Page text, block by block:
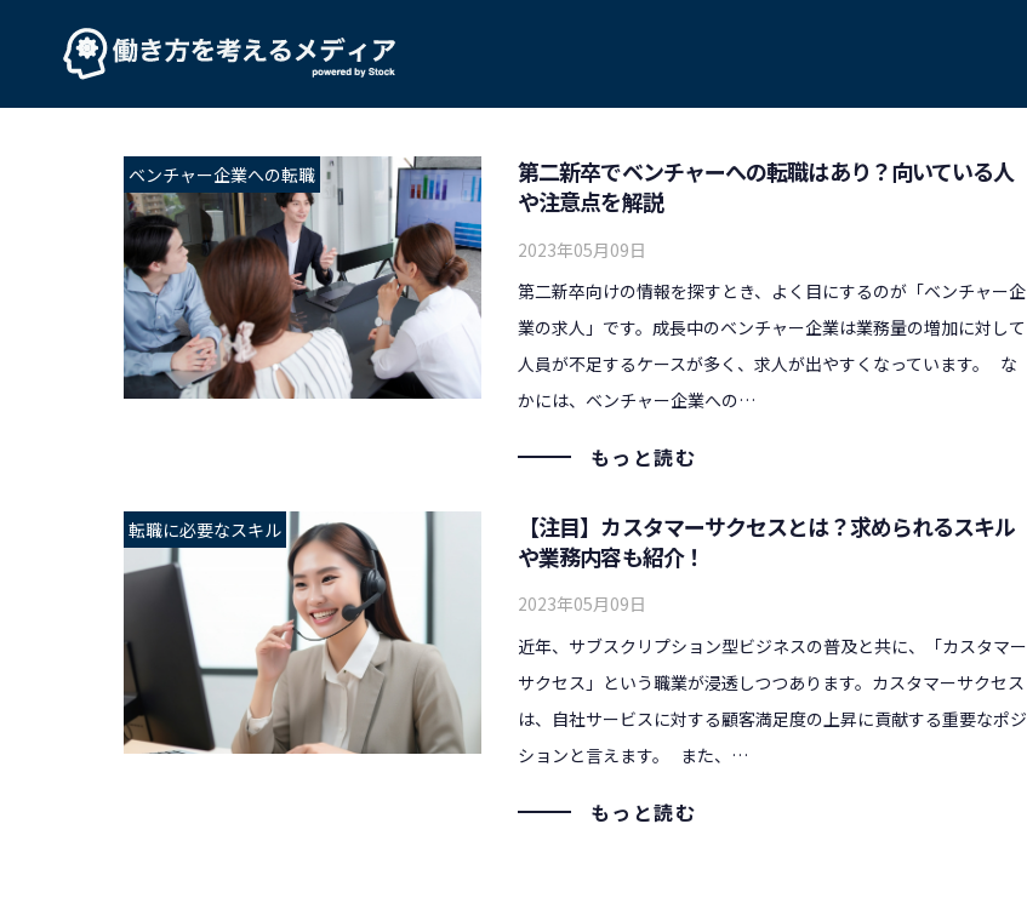
ベンチャー企業への転職
第二新卒でベンチャーへの転職はあり？向いている人
や注意点を解説
2023年05月09日
第二新卒向けの情報を探すとき、よく目にするのが「ベンチャー企
業の求人」です。成長中のベンチャー企業は業務量の増加に対して
人員が不足するケースが多く、求人が出やすくなっています。 な
かには、ベンチャー企業への…
もっと読む
転職に必要なスキル
【注目】カスタマーサクセスとは？求められるスキル
や業務内容も紹介！
2023年05月09日
近年、サブスクリプション型ビジネスの普及と共に、「カスタマー
サクセス」という職業が浸透しつつあります。カスタマーサクセス
は、自社サービスに対する顧客満足度の上昇に貢献する重要なポジ
ションと言えます。 また、…
もっと読む